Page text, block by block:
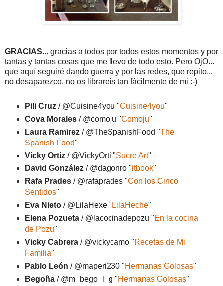
GRACIAS... gracias a todos por todos estos momentos y por
tantas y tantas cosas que me llevo de todo esto. Pero OjO...
que aquí seguiré dando guerra y por las redes, que repito...
no desaparezco, no os librareis tan fácilmente de mi :-)
Pili Cruz/ @Cuisine4you "Cuisine4you"
Cova Morales/ @comoju "Comoju"
Laura Ramirez/ @TheSpanishFood "The
Spanish Food"
Vicky Ortiz/ @VickyOrti "Sucre Art"
David González/ @dagonro "itbook"
Rafa Prades/ @rafaprades "Con los Cinco
Sentidos"
Eva Nieto/ @LilaHexe " LilaHeche"
Elena Pozueta/ @lacocinadepozu "En la cocina
de Pozu"
Vicky Cabrera/ @vickycamo "Recetas de Mi
Familia"
Pablo León / @maperi230 "Hermanas Golosas"
Begoña/ @m_bego_l_g "Hermanas Golosas"